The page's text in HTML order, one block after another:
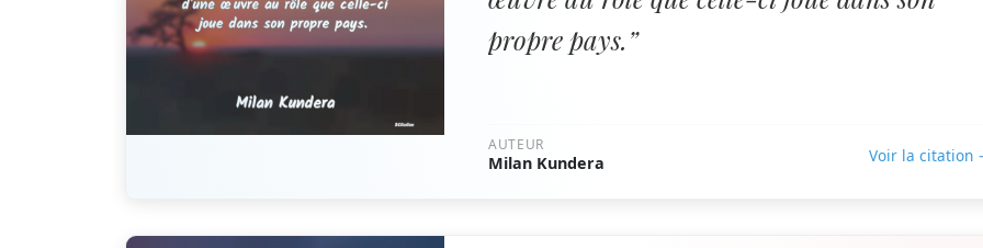
propre pays.”
AUTEUR
Milan Kundera Voir la citation